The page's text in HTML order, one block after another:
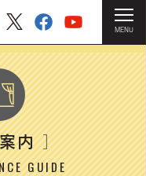
MENU
内］
GUIDE